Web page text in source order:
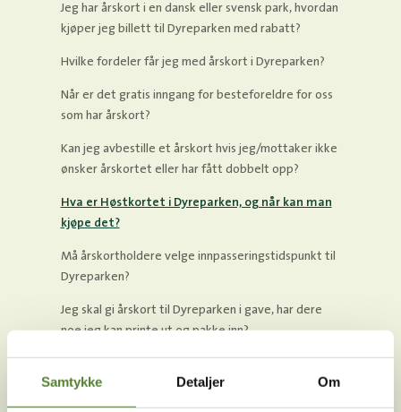
Samtykke Detaljer Om
Jeg har årskort i en dansk eller svensk park, hvordan
kjøper jeg billett til Dyreparken med rabatt?
Hvilke fordeler får jeg med årskort i Dyreparken?
Når er det gratis inngang for besteforeldre for oss
som har årskort?
Kan jeg avbestille et årskort hvis jeg/mottaker ikke
ønsker årskortet eller har fått dobbelt opp?
Hva er Høstkortet i Dyreparken, og når kan man
kjøpe det?
Må årskortholdere velge innpasseringstidspunkt til
Dyreparken?
Jeg skal gi årskort til Dyreparken i gave, har dere
noe jeg kan printe ut og pakke inn?